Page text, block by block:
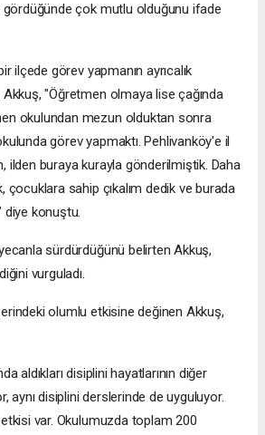
çok mutlu olduğunu ifade
ilçede görev yapmanın ayrıcalık
"Öğretmen olmaya lise çağında
okulundan mezun olduktan sonra
görev yapmaktı. Pehlivanköy'e il
ilden buraya kurayla gönderilmiştik. Daha
çocuklara sahip çıkalım dedik ve burada
diye konuştu.
sürdürdüğünü belirten Akkuş,
vurguladı.
olumlu etkisine değinen Akkuş,
aldıkları disiplini hayatlarının diğer
aynı disiplini derslerinde de uyguluyor.
var. Okulumuzda toplam 200